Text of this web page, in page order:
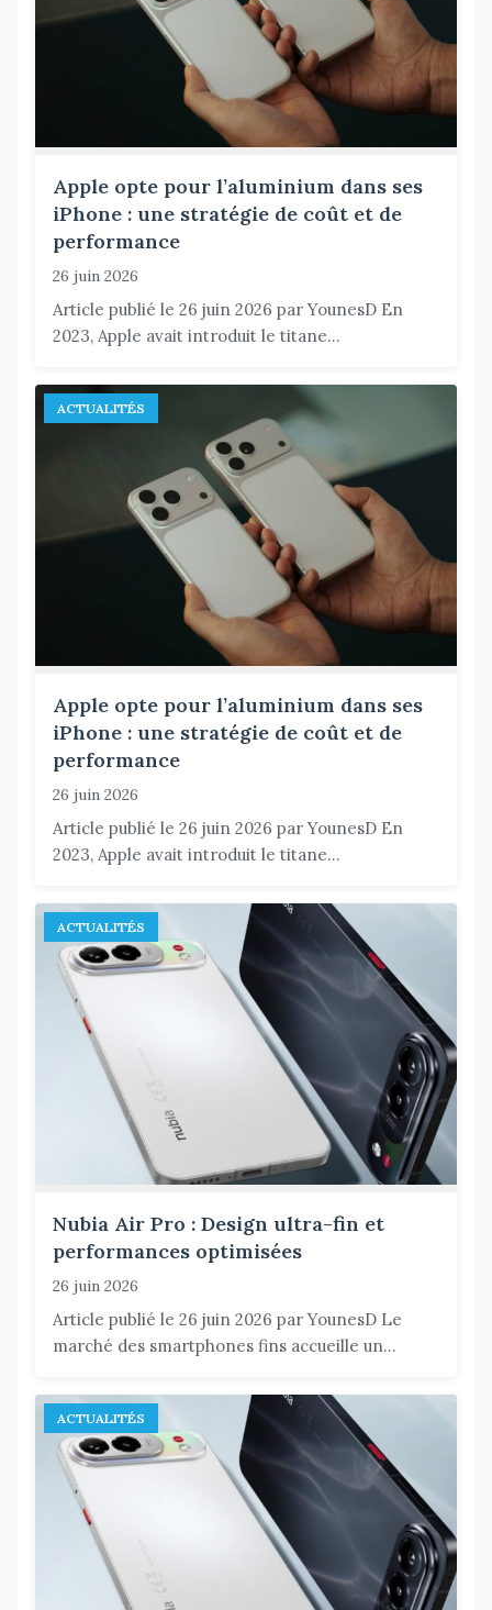
Apple opte pour l’aluminium dans ses
iPhone : une stratégie de coût et de
performance
26 juin 2026
Article publié le 26 juin 2026 par YounesD En
2023, Apple avait introduit le titane...
ACTUALITÉS
Apple opte pour l’aluminium dans ses
iPhone : une stratégie de coût et de
performance
26 juin 2026
Article publié le 26 juin 2026 par YounesD En
2023, Apple avait introduit le titane...
ACTUALITÉS
Nubia Air Pro : Design ultra-fin et
performances optimisées
26 juin 2026
Article publié le 26 juin 2026 par YounesD Le
marché des smartphones fins accueille un...
ACTUALITÉS